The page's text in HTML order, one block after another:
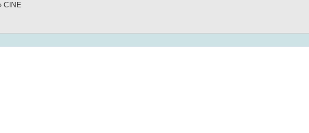
CINE